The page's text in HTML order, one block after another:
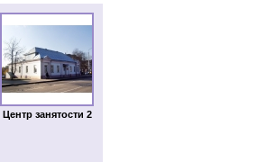
Центр занятости 2